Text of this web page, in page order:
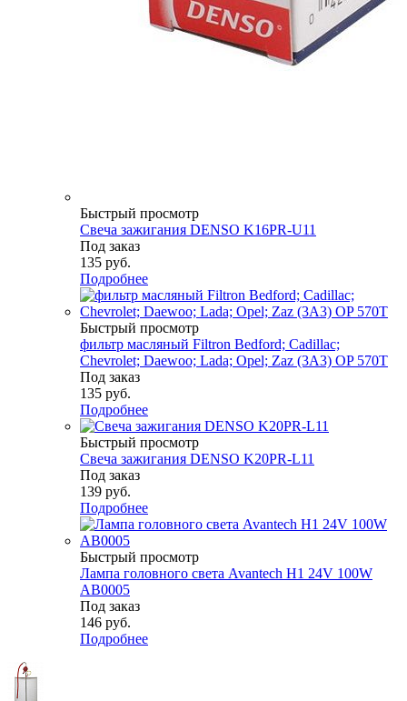
Быстрый просмотр
Свеча зажигания DENSO K16PR-U11
Под заказ
135 руб.
Подробнее
Быстрый просмотр
фильтр масляный Filtron Bedford; Cadillac;
Chevrolet; Daewoo; Lada; Opel; Zaz (3A3) OP 570T
Под заказ
135 руб.
Подробнее
Быстрый просмотр
Свеча зажигания DENSO K20PR-L11
Под заказ
139 руб.
Подробнее
Быстрый просмотр
Лампа головного света Avantech H1 24V 100W
AB0005
Под заказ
146 руб.
Подробнее